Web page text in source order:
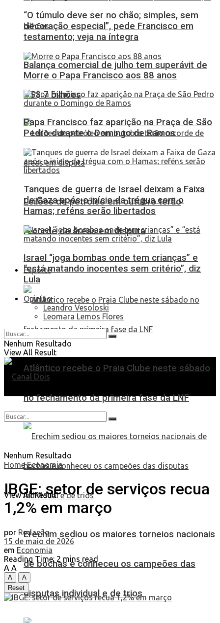
Balança comercial de julho tem superávit de
US$ 7 bilhões
Leilões de petróleo em outubro terão
recorde de áreas em disputa
Esporte
Atlântico recebe o Praia Clube neste sábado
no fechamento da primeira fase da LNF
Erechim sediou os maiores torneios nacionais
de bochas e conheceu os campeões das
disputas individual e de trios
“O túmulo deve ser no chão; simples, sem
decoração especial”, pede Francisco em
testamento; veja na íntegra
Morre o Papa Francisco aos 88 anos
Papa Francisco faz aparição na Praça de São
Pedro durante o Domingo de Ramos
Tanques de guerra de Israel deixam a Faixa
de Gaza após o início da trégua com o
Hamas; reféns serão libertados
Israel “joga bombas onde tem crianças” e
“está matando inocentes sem critério”, diz
Lula
Opinião
Leandro Vesoloski
Leomara Lemos Flores
Nenhum Resultado
View All Result
Nenhum Resultado
View All Result
Home Economia
IBGE: setor de serviços recua
1,2% em março
por Redação
15 de maio de 2026
em Economia
Reading Time: 2 mins read
A A
A
A
Reset